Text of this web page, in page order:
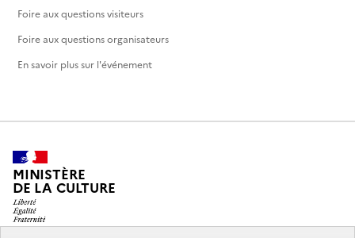
Foire aux questions visiteurs
Foire aux questions organisateurs
En savoir plus sur l'événement
MINISTÈRE
DE LA CULTURE